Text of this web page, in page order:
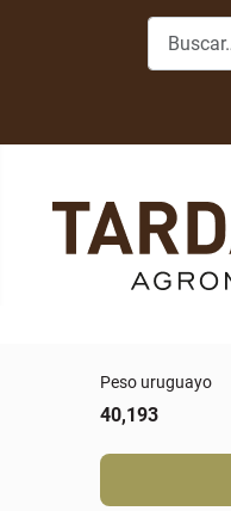
Buscar
Peso uruguayo
40,193